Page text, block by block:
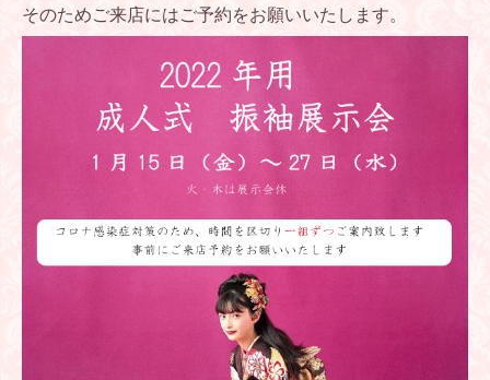
そのためご来店にはご予約をお願いいたします。